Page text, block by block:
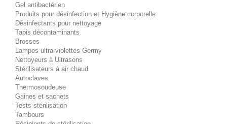
Gel antibactérien
Produits pour désinfection et Hygiène corporelle
Désinfectants pour nettoyage
Tapis décontaminants
Brosses
Lampes ultra-violettes Germy
Nettoyeurs à Ultrasons
Stérilisateurs à air chaud
Autoclaves
Thermosoudeuse
Gaines et sachets
Tests stérilisation
Tambours